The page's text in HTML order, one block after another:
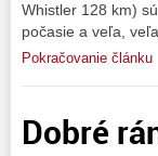
Whistler 128 km)
počasie a veľa,
Pokračovanie článku
Dobré